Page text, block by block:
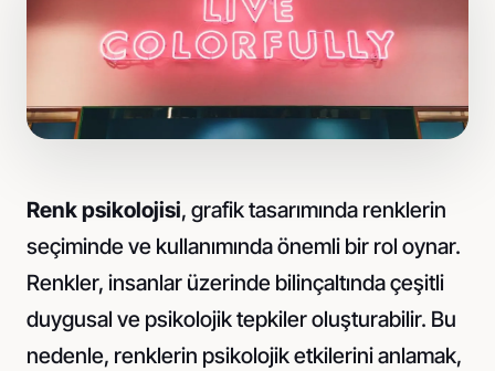
Pazaryeri standardında fotoğraf
Sosyal Medya
İçerik üretimi ve reklam yönetimi
Renk psikolojisi, grafik tasarımında renklerin
seçiminde ve kullanımında önemli bir rol oynar.
Renkler, insanlar üzerinde bilinçaltında çeşitli
duygusal ve psikolojik tepkiler oluşturabilir. Bu
nedenle, renklerin psikolojik etkilerini anlamak,